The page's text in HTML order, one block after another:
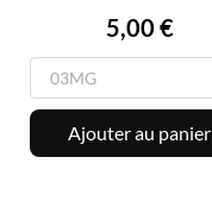
Prix
5,00 €
Ajouter au panier